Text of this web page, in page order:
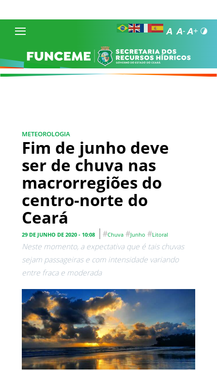
METEOROLOGIA
Fim de junho deve
ser de chuva nas
macrorregiões do
centro-norte do
Ceará
29 DE JUNHO DE 2020 - 10:08 #Chuva #Junho #Litoral
Neste momento, a expectativa que é tais chuvas
sejam passageiras e com intensidade variando
entre fraca e moderada